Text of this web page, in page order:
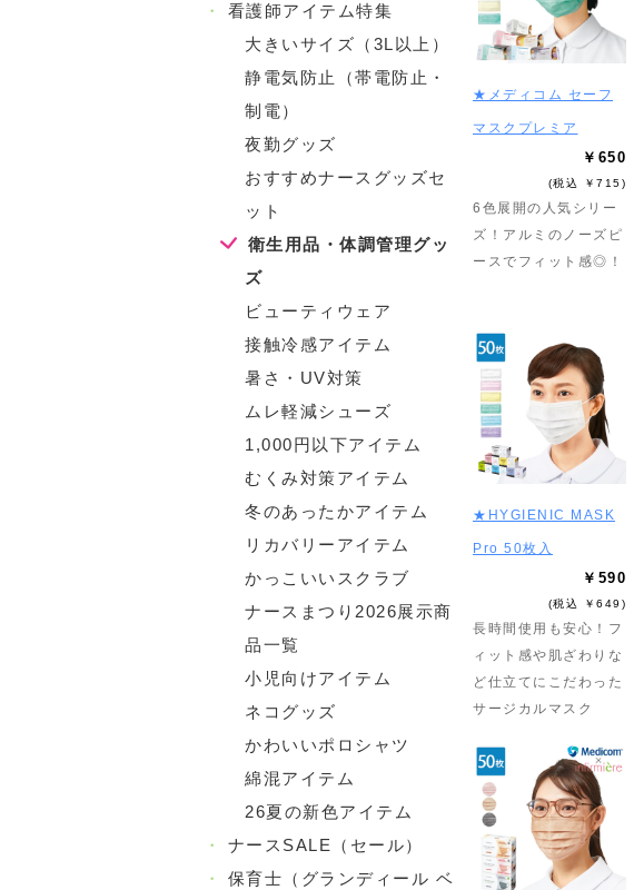
・
看護師アイテム特集
大きいサイズ（3L以上）
静電気防止（帯電防止・
制電）
夜勤グッズ
おすすめナースグッズセ
ット
衛生用品・体調管理グッ
ズ
ビューティウェア
接触冷感アイテム
暑さ・UV対策
ムレ軽減シューズ
1,000円以下アイテム
むくみ対策アイテム
冬のあったかアイテム
リカバリーアイテム
かっこいいスクラブ
ナースまつり2026展示商
品一覧
小児向けアイテム
ネコグッズ
かわいいポロシャツ
綿混アイテム
26夏の新色アイテム
・
ナースSALE（セール）
・
保育士（グランディール ベ
★メディコム セーフ
マスクプレミア
￥650
(税込 ￥715)
6色展開の人気シリー
ズ！アルミのノーズピ
ースでフィット感◎！
★HYGIENIC MASK
Pro 50枚入
￥590
(税込 ￥649)
長時間使用も安心！フ
ィット感や肌ざわりな
ど仕立てにこだわった
サージカルマスク